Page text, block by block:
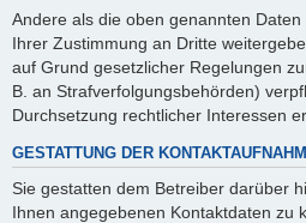
Andere als die oben genannten
Ihrer Zustimmung an Dritte
auf Grund gesetzlicher Regelungen
B. an Strafverfolgungsbehörden)
Durchsetzung rechtlicher Interessen
GESTATTUNG DER
Sie gestatten dem Betreiber darüber
Ihnen angegebenen Kontaktdaten zu